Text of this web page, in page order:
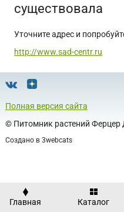
существовала
Уточните адрес и
http://www.sad-centr.ru
Полная версия сайта
© Питомник растений Ферцер
Создано в 3webcats
Главная Каталог